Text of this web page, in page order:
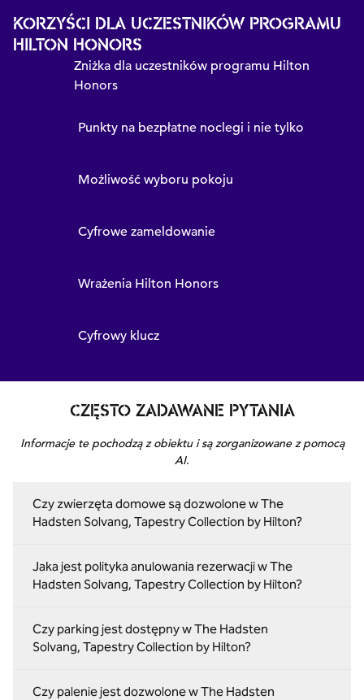
KORZYŚCI DLA UCZESTNIKÓW PROGRAMU
HILTON HONORS
Zniżka dla uczestników programu Hilton
Honors
Punkty na bezpłatne noclegi i nie tylko
Możliwość wyboru pokoju
Cyfrowe zameldowanie
Wrażenia Hilton Honors
Cyfrowy klucz
CZĘSTO ZADAWANE PYTANIA
Informacje te pochodzą z obiektu i są zorganizowane z pomocą
AI.
Czy zwierzęta domowe są dozwolone w The
Hadsten Solvang, Tapestry Collection by Hilton?
Jaka jest polityka anulowania rezerwacji w The
Hadsten Solvang, Tapestry Collection by Hilton?
Czy parking jest dostępny w The Hadsten
Solvang, Tapestry Collection by Hilton?
Czy palenie jest dozwolone w The Hadsten